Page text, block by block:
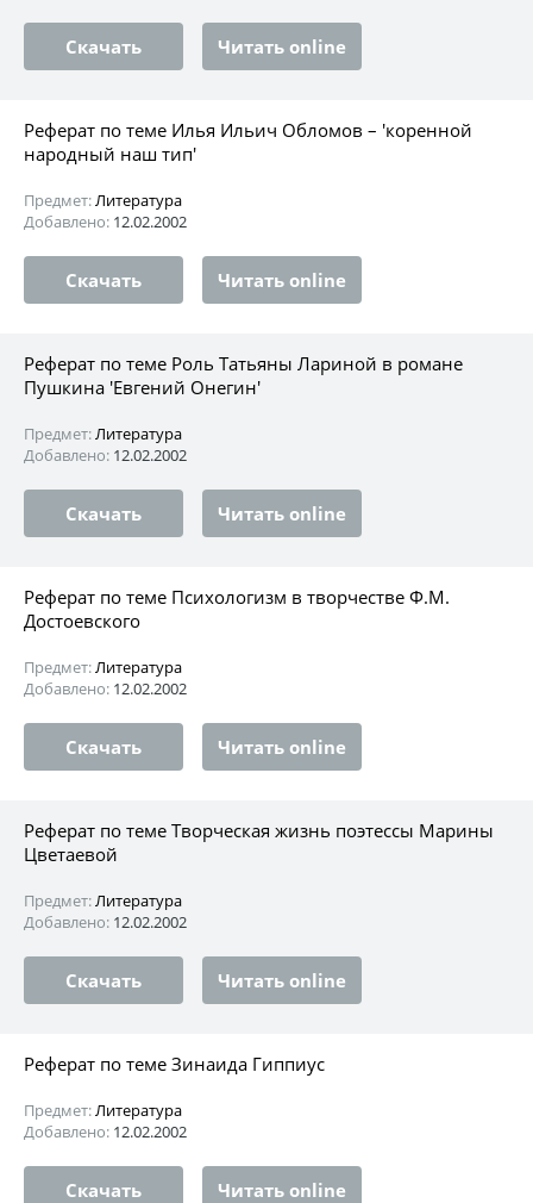
Скачать Читать online
Реферат по теме Илья Ильич Обломов – 'коренной
народный наш тип'
Предмет:Литература
Добавлено: 12.02.2002
Скачать Читать online
Реферат по теме Роль Татьяны Лариной в романе
Пушкина 'Евгений Онегин'
Предмет:Литература
Добавлено: 12.02.2002
Скачать Читать online
Реферат по теме Психологизм в творчестве Ф.М.
Достоевского
Предмет:Литература
Добавлено: 12.02.2002
Скачать Читать online
Реферат по теме Творческая жизнь поэтессы Марины
Цветаевой
Предмет:Литература
Добавлено: 12.02.2002
Скачать Читать online
Реферат по теме Зинаида Гиппиус
Предмет:Литература
Добавлено: 12.02.2002
Скачать Читать online